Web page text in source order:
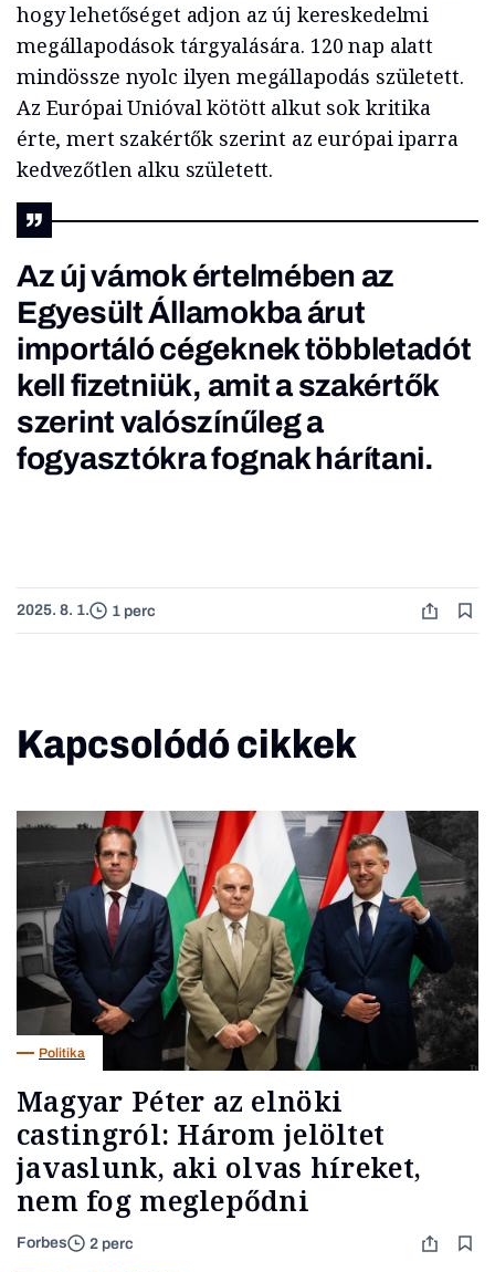
hogy lehetőséget adjon az új kereskedelmi
megállapodások tárgyalására. 120 nap alatt
mindössze nyolc ilyen megállapodás született.
Az Európai Unióval kötött alkut sok kritika
érte, mert szakértők szerint az európai iparra
kedvezőtlen alku született.
Az új vámok értelmében az
Egyesült Államokba árut
importáló cégeknek többletadót
kell fizetniük, amit a szakértők
szerint valószínűleg a
fogyasztókra fognak hárítani.
2025. 8. 1. 1 perc
Kapcsolódó cikkek
Politika
Magyar Péter az elnöki
castingról: Három jelöltet
javaslunk, aki olvas híreket,
nem fog meglepődni
Forbes 2 perc